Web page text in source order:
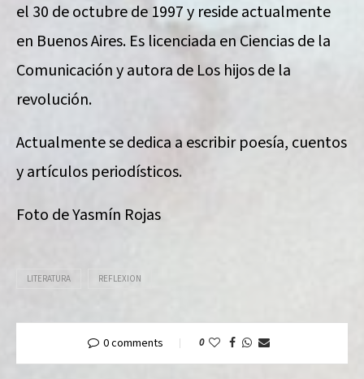
el 30 de octubre de 1997 y reside actualmente
en Buenos Aires. Es licenciada en Ciencias de la
Comunicación y autora de Los hijos de la
revolución.
Actualmente se dedica a escribir poesía, cuentos
y artículos periodísticos.
Foto de Yasmín Rojas
LITERATURA REFLEXION
0 comments 0